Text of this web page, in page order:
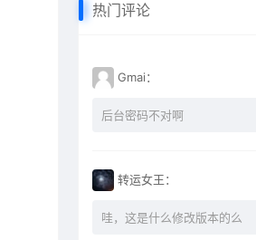
热门评论
Gmai：
后台密码不对啊
转运女王：
哇，这是什么修改版本的么